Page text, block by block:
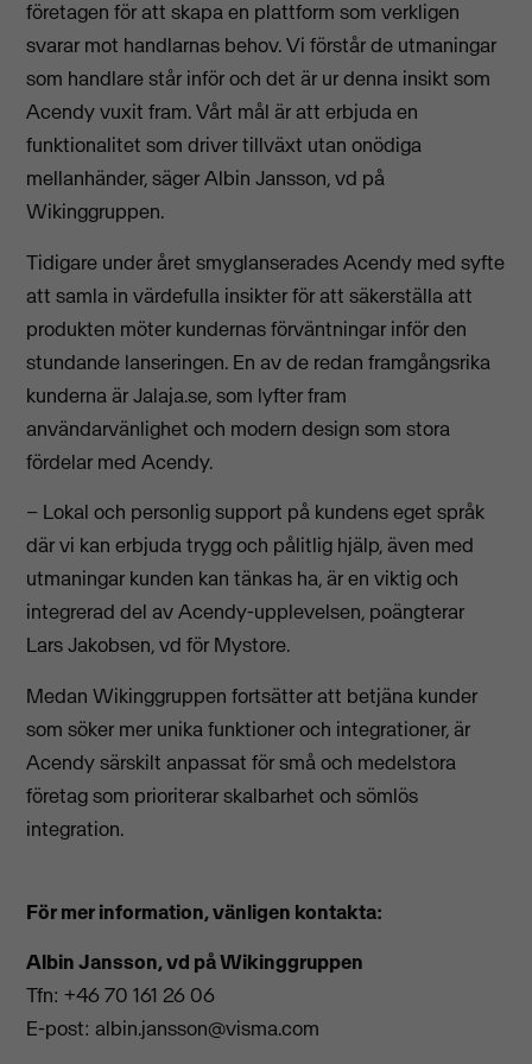
företagen för att skapa en plattform som verkligen
svarar mot handlarnas behov. Vi förstår de utmaningar
som handlare står inför och det är ur denna insikt som
Acendy vuxit fram. Vårt mål är att erbjuda en
funktionalitet som driver tillväxt utan onödiga
mellanhänder, säger Albin Jansson, vd på
Wikinggruppen.
Tidigare under året smyglanserades Acendy med syfte
att samla in värdefulla insikter för att säkerställa att
produkten möter kundernas förväntningar inför den
stundande lanseringen. En av de redan framgångsrika
kunderna är Jalaja.se, som lyfter fram
användarvänlighet och modern design som stora
fördelar med Acendy.
– Lokal och personlig support på kundens eget språk
där vi kan erbjuda trygg och pålitlig hjälp, även med
utmaningar kunden kan tänkas ha, är en viktig och
integrerad del av Acendy-upplevelsen, poängterar
Lars Jakobsen, vd för Mystore.
Medan Wikinggruppen fortsätter att betjäna kunder
som söker mer unika funktioner och integrationer, är
Acendy särskilt anpassat för små och medelstora
företag som prioriterar skalbarhet och sömlös
integration.
För mer information, vänligen kontakta:
Albin Jansson, vd på Wikinggruppen
Tfn: +46 70 161 26 06
E-post:albin.jansson@visma.com